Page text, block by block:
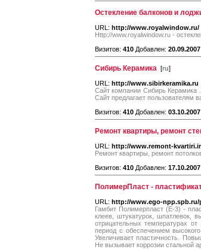
Остекление балконов и
URL: http://www.royalwindow.ru/
Http://www.royalwindow.ru -
Визитов: 410 Добавлен: 20.09.2007
Сибирь Керамика [ru]
URL: http://www.sibirkeramika.ru
Сайт компании Сибирь Керамика .
Сайт предлагает пользователям
Визитов: 410 Добавлен: 03.10.2007
Ремонт квартиры, ремонт
URL: http://www.remont-
Ремонт квартиры, ремонт
Визитов: 410 Добавлен: 17.10.2007
ПолимерПласт -
URL: http://www.ego-npp.spb.ru/
Гамбит Полимерпласт (Е-3) -
клеев, штукатурок, шпатлевок,
отрицательных температурах
период с обеспечением
Увеличивает пластичность.
Не вызывает коррозии стальной